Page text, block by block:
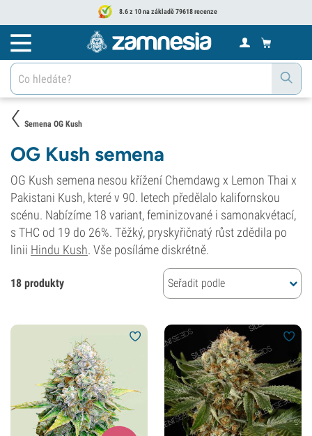
8.6 z 10 na základě 79618 recenze
Semena OG Kush
OG Kush semena
OG Kush semena nesou křížení Chemdawg x Lemon Thai x
Pakistani Kush, které v 90. letech předělalo kalifornskou
scénu. Nabízíme 18 variant, feminizované i samonakvétací,
s THC od 19 do 26%. Těžký, pryskyřičnatý růst zdědila po
linii Hindu Kush. Vše posíláme diskrétně.
18 produkty Seřadit podle